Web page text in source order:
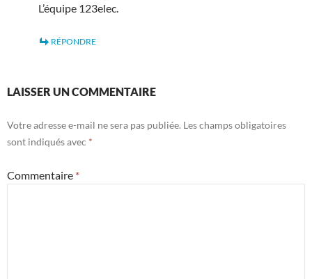
L’équipe 123elec.
RÉPONDRE
LAISSER UN COMMENTAIRE
Votre adresse e-mail ne sera pas publiée. Les champs obligatoires
sont indiqués avec *
Commentaire *